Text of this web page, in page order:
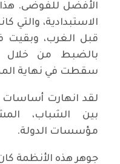
الأفضل للفوضى.
الاستبدادية،
قبل الغرب،
بالضبط من خلال
سقطت في نهاية
لقد انهارت أساسات
بين الشباب،
مؤسسات الدولة.
جوهر هذه الأنظمة